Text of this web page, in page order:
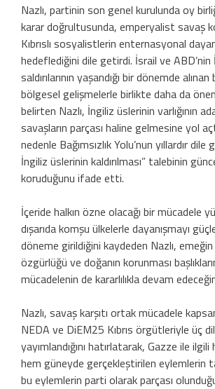
Nazlı, partinin son genel kurulunda oy
karar doğrultusunda, emperyalist savaş
Kıbrıslı sosyalistlerin enternasyonal
hedeflediğini dile getirdi. İsrail ve ABD’nin
saldırılarının yaşandığı bir dönemde alınan
bölgesel gelişmelerle birlikte daha da önem
belirten Nazlı, İngiliz üslerinin varlığının
savaşların parçası haline gelmesine yol
nedenle Bağımsızlık Yolu’nun yıllardır
İngiliz üslerinin kaldırılması” talebinin
koruduğunu ifade etti.
İçeride halkın özne olacağı bir mücadele
dışarıda komşu ülkelerle dayanışmayı
döneme girildiğini kaydeden Nazlı, emeğin
özgürlüğü ve doğanın korunması
mücadelenin de kararlılıkla devam
Nazlı, savaş karşıtı ortak mücadele
NEDA ve DiEM25 Kıbrıs örgütleriyle üç
yayımlandığını hatırlatarak, Gazze ile
hem güneyde gerçekleştirilen eylemlerin
bu eylemlerin parti olarak parçası